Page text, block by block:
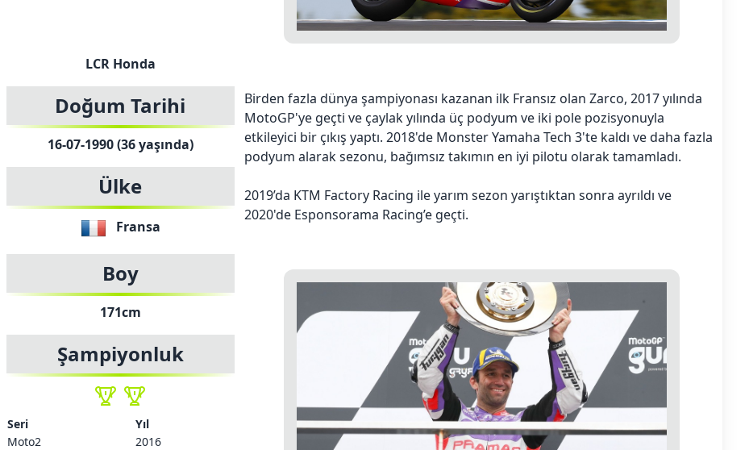
LCR Honda
Doğum Tarihi
16-07-1990 (36 yaşında)
Ülke
Fransa
Boy
171cm
Şampiyonluk
Seri
Yıl
Moto2
2016
Birden fazla dünya şampiyonası kazanan ilk Fransız olan Zarco, 2017 yılında
MotoGP'ye geçti ve çaylak yılında üç podyum ve iki pole pozisyonuyla
etkileyici bir çıkış yaptı. 2018'de Monster Yamaha Tech 3'te kaldı ve daha fazla
podyum alarak sezonu, bağımsız takımın en iyi pilotu olarak tamamladı.
2019’da KTM Factory Racing ile yarım sezon yarıştıktan sonra ayrıldı ve
2020'de Esponsorama Racing’e geçti.